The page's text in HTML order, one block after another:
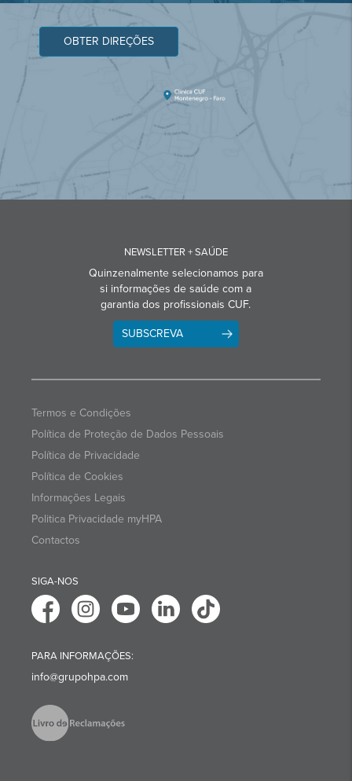
OBTER DIREÇÕES
NEWSLETTER + SAÚDE
Quinzenalmente selecionamos para
si informações de saúde com a
garantia dos profissionais CUF.
SUBSCREVA
Termos e Condições
Política de Proteção de Dados Pessoais
Política de Privacidade
Política de Cookies
Informações Legais
Politica Privacidade myHPA
Contactos
SIGA-NOS
PARA INFORMAÇÕES:
info@grupohpa.com